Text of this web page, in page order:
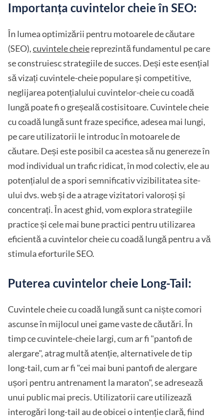
Importanța cuvintelor cheie în SEO:
În lumea optimizării pentru motoarele de căutare
(SEO),cuvintele cheiereprezintă fundamentul pe care
se construiesc strategiile de succes. Deși este esențial
să vizați cuvintele-cheie populare și competitive,
neglijarea potențialului cuvintelor-cheie cu coadă
lungă poate fi o greșeală costisitoare. Cuvintele cheie
cu coadă lungă sunt fraze specifice, adesea mai lungi,
pe care utilizatorii le introduc în motoarele de
căutare. Deși este posibil ca acestea să nu genereze în
mod individual un trafic ridicat, în mod colectiv, ele au
potențialul de a spori semnificativ vizibilitatea site-
ului dvs. web și de a atrage vizitatori valoroși și
concentrați. În acest ghid, vom explora strategiile
practice și cele mai bune practici pentru utilizarea
eficientă a cuvintelor cheie cu coadă lungă pentru a vă
stimula eforturile SEO.
Puterea cuvintelor cheie Long-Tail:
Cuvintele cheie cu coadă lungă sunt ca niște comori
ascunse în mijlocul unei game vaste de căutări. În
timp ce cuvintele-cheie largi, cum ar fi "pantofi de
alergare", atrag multă atenție, alternativele de tip
long-tail, cum ar fi "cei mai buni pantofi de alergare
ușori pentru antrenament la maraton", se adresează
unui public mai precis. Utilizatorii care utilizează
interogări long-tail au de obicei o intenție clară, fiind